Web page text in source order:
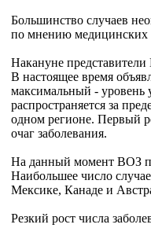
Большинство случаев
по мнению медицинских
Накануне
В настоящее время
максимальный - уровень
распространяется за
одном регионе. Первый
очаг заболевания.
На данный момент ВОЗ
Наибольшее число
Мексике, Канаде и
Резкий рост числа